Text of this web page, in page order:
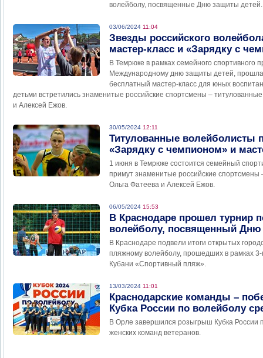
волейболу, посвященные Дню защиты детей.
03/06/2024 11:04
Звезды российского
мастер-класс и «Зарядку с
В Темрюке в рамках семейного спортивного
Международному дню защиты детей,
бесплатный мастер-класс для юных
детьми встретились знаменитые российские спортсмены –
и Алексей Ежов.
30/05/2024 12:11
Титулованные волейболисты
«Зарядку с чемпионом» и
1 июня в Темрюке состоится семейный
примут знаменитые российские
Ольга Фатеева и Алексей Ежов.
06/05/2024 15:53
В Краснодаре прошел турнир
волейболу, посвященный
В Краснодаре подвели итоги открытых
пляжному волейболу, прошедших в рамках
Кубани «Спортивный пляж».
13/03/2024 11:01
Краснодарские команды –
Кубка России по волейболу
В Орле завершился розыгрыш Кубка России
женских команд ветеранов.